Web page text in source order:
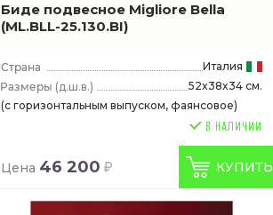
Биде подвесное Migliore Bella
(ML.BLL-25.130.BI)
Италия
(д.ш.в.)
52x38x34 см.
(с горизонтальным выпуском, фаянсовое)
Цена 46 200 КУПИТЬ